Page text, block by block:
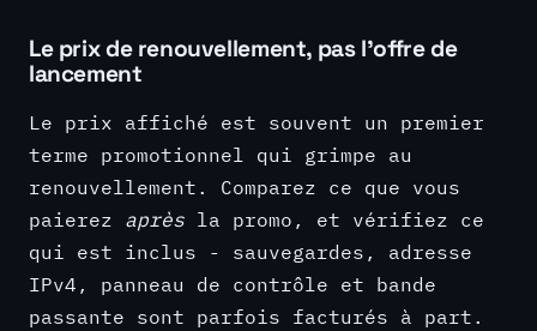
Le prix de renouvellement, pas l'offre de
lancement
Le prix affiché est souvent un premier
terme promotionnel qui grimpe au
renouvellement. Comparez ce que vous
paierez après la promo, et vérifiez ce
qui est inclus - sauvegardes, adresse
IPv4, panneau de contrôle et bande
passante sont parfois facturés à part.